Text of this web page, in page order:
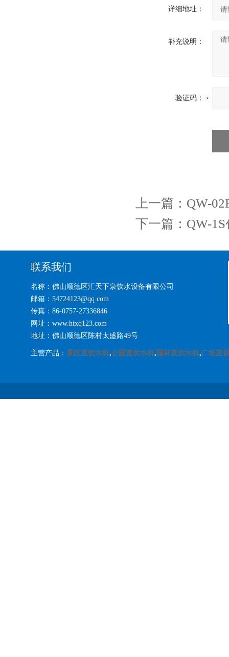
详细地址：
补充说明：
验证码：
上一篇： QW-
下一篇： QW-
联系我们
名称：佛山顺德区汇天下泉饮水设备有限公司
邮箱：54724123@qq.com
传真：86-0757-27336846
网址：www.htxq123.com
地址：佛山顺德区陈村太盛路49号
主营产品： 景区直饮水机,公园直饮水机, 园林直饮水机,广场直